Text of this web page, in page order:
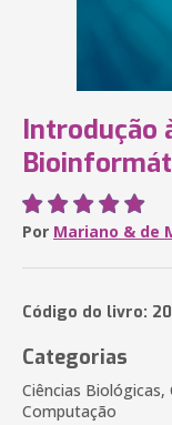
Introdução
Por Mariano & de
Código do livro:
Categorias
Ciências
Computação